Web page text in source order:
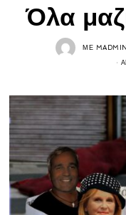
Όλα
ΜΕ MADMIN